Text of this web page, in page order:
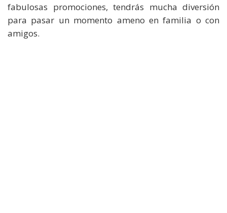
fabulosas promociones, tendrás mucha diversión
para pasar un momento ameno en familia o con
amigos.